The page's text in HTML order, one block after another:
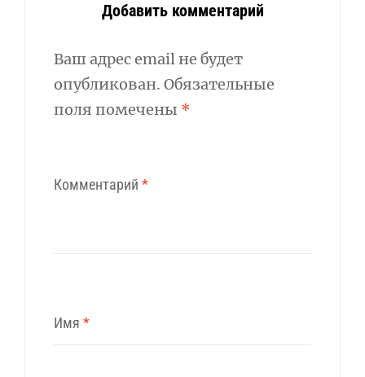
Добавить комментарий
Ваш адрес email не будет
опубликован. Обязательные
поля помечены *
Комментарий *
Имя *